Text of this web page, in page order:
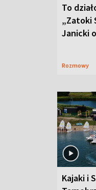
To
„Zatoki
Janicki
Rozmowy
Kajaki i